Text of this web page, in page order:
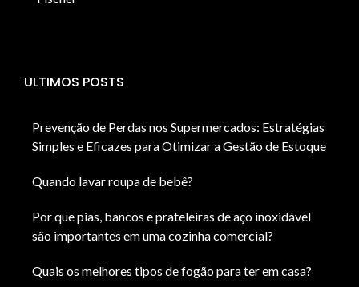
ULTIMOS POSTS
Prevenção de Perdas nos Supermercados: Estratégias
Simples e Eficazes para Otimizar a Gestão de Estoque
Quando lavar roupa de bebê?
Por que pias, bancos e prateleiras de aço inoxidável
são importantes em uma cozinha comercial?
Quais os melhores tipos de fogão para ter em casa?